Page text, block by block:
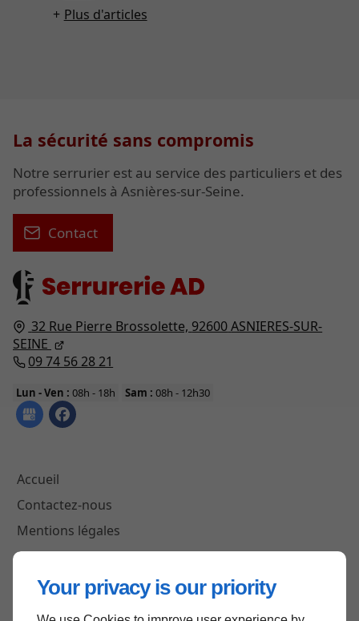
Your privacy is our priority
Plus d'articles
32 Rue Pierre Brossolette, 92600ASNIERES-SUR-
SEINE
09 74 56 28 21
Lun - Ven :08h - 18h Sam :08h - 12h30
Accueil
Contactez-nous
Mentions légales
Plan du site
La sécurité sans compromis
Notre serrurier est au service des particuliers et des
professionnels à Asnières-sur-Seine.
Contact